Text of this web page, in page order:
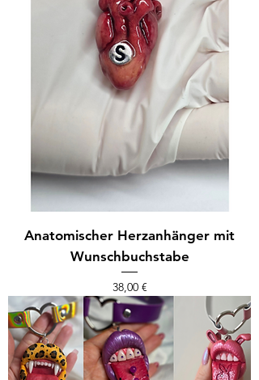
Anatomischer Herzanhänger mit
Wunschbuchstabe
Preis
38,00 €